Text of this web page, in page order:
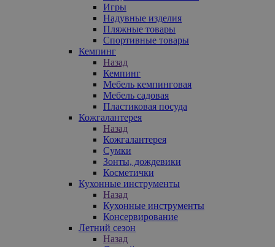
Игры
Надувные изделия
Пляжные товары
Спортивные товары
Кемпинг
Назад
Кемпинг
Мебель кемпинговая
Мебель садовая
Пластиковая посуда
Кожгалантерея
Назад
Кожгалантерея
Сумки
Зонты, дождевики
Косметички
Кухонные инструменты
Назад
Кухонные инструменты
Консервирование
Летний сезон
Назад